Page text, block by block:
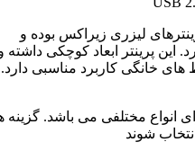
از سری پرینترهای لیزری زیراکس بوده و
این پرینتر ابعاد کوچکی داشته
های خانگی کاربرد مناسبی دارد.
انواع مختلفی می باشد. گزینه
شوند